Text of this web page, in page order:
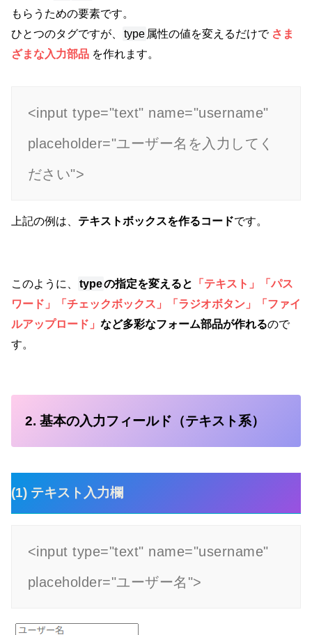
もらうための要素です。
ひとつのタグですが、
type 属性の値を変えるだけで さま
ざまな入力部品 を作れます。
<input type="text" name="username"
placeholder="ユーザー名を入力してく
ださい">
上記の例は、 テキストボックスを作るコードです。
このように、 typeの指定を変えると
「テキスト」「パス
ワード」「チェックボックス」「ラジオボタン」「ファイ
ルアップロード」 など多彩なフォーム部品が作れるので
す。
2. 基本の入力フィールド（テキスト系）
(1) テキスト入力欄
<input type="text" name="username"
placeholder="ユーザー名">